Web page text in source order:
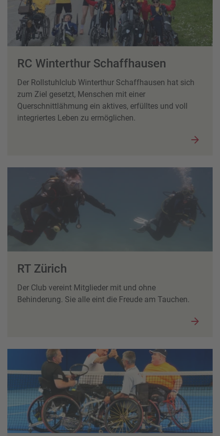
RC Winterthur Schaffhausen
Der Rollstuhlclub Winterthur Schaffhausen hat sich
zum Ziel gesetzt, Menschen mit einer
Querschnittlähmung ein aktives, erfülltes und voll
integriertes Leben zu ermöglichen.
RT Zürich
Der Club vereint Mitglieder mit und ohne
Behinderung. Sie alle eint die Freude am Tauchen.